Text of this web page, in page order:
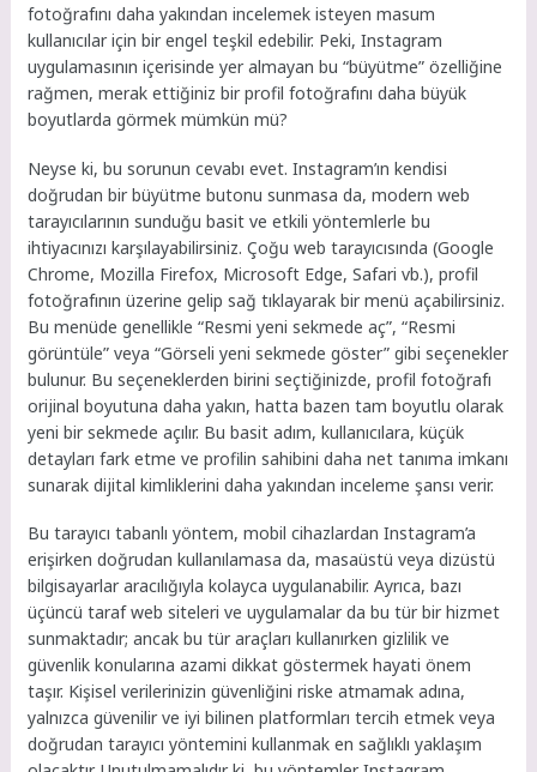
fotoğrafını daha yakından incelemek isteyen masum
kullanıcılar için bir engel teşkil edebilir. Peki, Instagram
uygulamasının içerisinde yer almayan bu “büyütme” özelliğine
rağmen, merak ettiğiniz bir profil fotoğrafını daha büyük
boyutlarda görmek mümkün mü?
Neyse ki, bu sorunun cevabı evet. Instagram’ın kendisi
doğrudan bir büyütme butonu sunmasa da, modern web
tarayıcılarının sunduğu basit ve etkili yöntemlerle bu
ihtiyacınızı karşılayabilirsiniz. Çoğu web tarayıcısında (Google
Chrome, Mozilla Firefox, Microsoft Edge, Safari vb.), profil
fotoğrafının üzerine gelip sağ tıklayarak bir menü açabilirsiniz.
Bu menüde genellikle “Resmi yeni sekmede aç”, “Resmi
görüntüle” veya “Görseli yeni sekmede göster” gibi seçenekler
bulunur. Bu seçeneklerden birini seçtiğinizde, profil fotoğrafı
orijinal boyutuna daha yakın, hatta bazen tam boyutlu olarak
yeni bir sekmede açılır. Bu basit adım, kullanıcılara, küçük
detayları fark etme ve profilin sahibini daha net tanıma imkanı
sunarak dijital kimliklerini daha yakından inceleme şansı verir.
Bu tarayıcı tabanlı yöntem, mobil cihazlardan Instagram’a
erişirken doğrudan kullanılamasa da, masaüstü veya dizüstü
bilgisayarlar aracılığıyla kolayca uygulanabilir. Ayrıca, bazı
üçüncü taraf web siteleri ve uygulamalar da bu tür bir hizmet
sunmaktadır; ancak bu tür araçları kullanırken gizlilik ve
güvenlik konularına azami dikkat göstermek hayati önem
taşır. Kişisel verilerinizin güvenliğini riske atmamak adına,
yalnızca güvenilir ve iyi bilinen platformları tercih etmek veya
doğrudan tarayıcı yöntemini kullanmak en sağlıklı yaklaşım